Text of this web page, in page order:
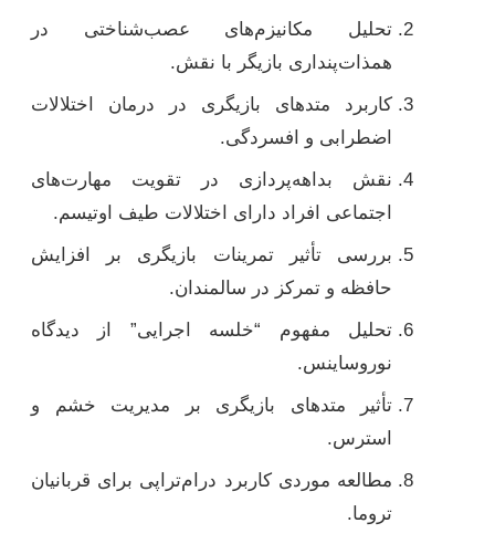
تحلیل مکانیزم‌های عصب‌شناختی در
همذات‌پنداری بازیگر با نقش.
کاربرد متدهای بازیگری در درمان اختلالات
اضطرابی و افسردگی.
نقش بداهه‌پردازی در تقویت مهارت‌های
اجتماعی افراد دارای اختلالات طیف اوتیسم.
بررسی تأثیر تمرینات بازیگری بر افزایش
حافظه و تمرکز در سالمندان.
تحلیل مفهوم “خلسه اجرایی” از دیدگاه
نوروساینس.
تأثیر متدهای بازیگری بر مدیریت خشم و
استرس.
مطالعه موردی کاربرد درام‌تراپی برای قربانیان
تروما.